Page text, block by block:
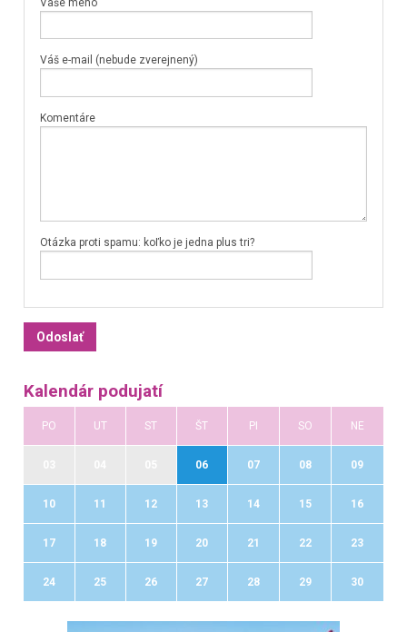
Váš e-mail (nebude zverejnený)
Komentáre
Otázka proti spamu: koľko je jedna plus tri?
Kalendár podujatí
PO UT ST ŠT PI SO NE
06 07 08 09
10 11 12 13 14 15 16
17 18 19 20 21 22 23
24 25 26 27 28 29 30